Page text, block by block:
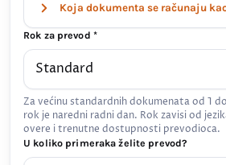
Koja dokumenta se računaju
Rok za prevod *
Za većinu standardnih dokumenata od 1
rok je naredni radni dan. Rok zavisi od
overe i trenutne dostupnosti prevodioca.
U koliko primeraka želite prevod?